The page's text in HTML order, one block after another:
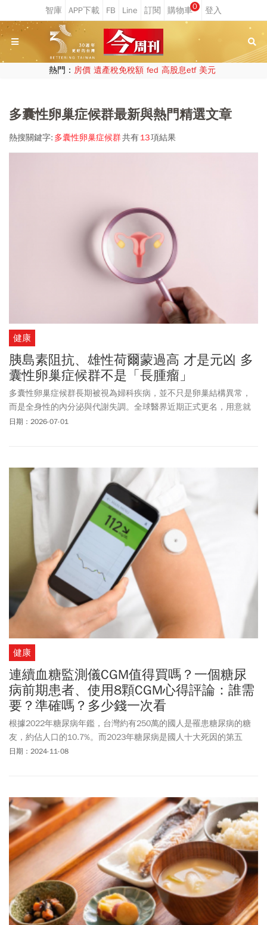
0
熱門： 房價 遺產稅免稅額 fed 高股息etf 美元
多囊性卵巢症候群最新與熱門精選文章
熱搜關鍵字: 多囊性卵巢症候群共有13項結果
健康
胰島素阻抗、雄性荷爾蒙過高 才是元凶 多
囊性卵巢症候群不是「長腫瘤」
多囊性卵巢症候群長期被視為婦科疾病，並不只是卵巢結構異常，
而是全身性的內分泌與代謝失調。全球醫界近期正式更名，用意就
是提醒病患正確認識疾病本質。
日期：2026-07-01
健康
連續血糖監測儀CGM值得買嗎？一個糖尿
病前期患者、使用8顆CGM心得評論：誰需
要？準確嗎？多少錢一次看
根據2022年糖尿病年鑑，台灣約有250萬的國人是罹患糖尿病的糖
友，約佔人口的10.7%。而2023年糖尿病是國人十大死因的第五
位，有11,625位糖友因此而離世。每個人會血糖偏高的原因，都不
日期：2024-11-08